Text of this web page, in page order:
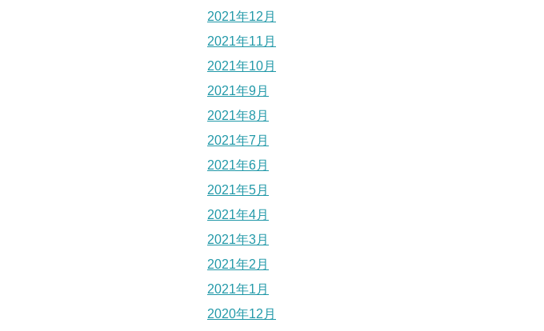
2021年12月
2021年11月
2021年10月
2021年9月
2021年8月
2021年7月
2021年6月
2021年5月
2021年4月
2021年3月
2021年2月
2021年1月
2020年12月